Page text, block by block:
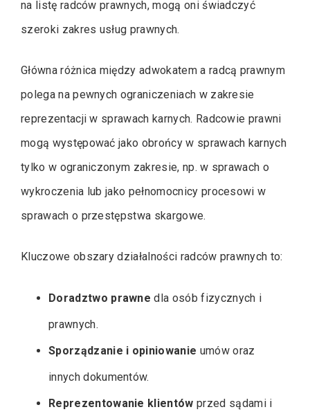
na listę radców prawnych, mogą oni świadczyć
szeroki zakres usług prawnych.
Główna różnica między adwokatem a radcą prawnym
polega na pewnych ograniczeniach w zakresie
reprezentacji w sprawach karnych. Radcowie prawni
mogą występować jako obrońcy w sprawach karnych
tylko w ograniczonym zakresie, np. w sprawach o
wykroczenia lub jako pełnomocnicy procesowi w
sprawach o przestępstwa skargowe.
Kluczowe obszary działalności radców prawnych to:
Doradztwo prawne dla osób fizycznych i
prawnych.
Sporządzanie i opiniowanie umów oraz
innych dokumentów.
Reprezentowanie klientów przed sądami i